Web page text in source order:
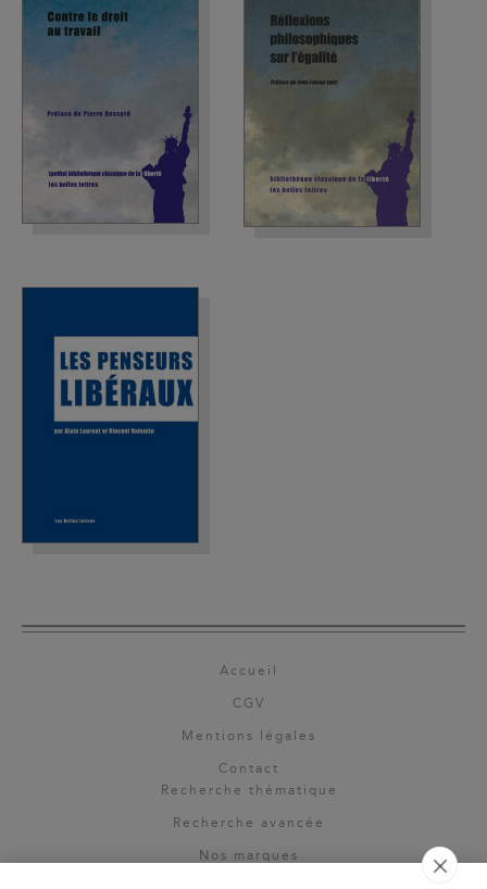
Accueil
CGV
Mentions légales
Contact
Recherche thématique
Recherche avancée
Nos marques